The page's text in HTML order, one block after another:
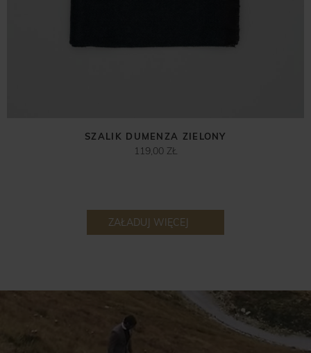
SZALIK DUMENZA ZIELONY
119,00 ZŁ
ZAŁADUJ WIĘCEJ